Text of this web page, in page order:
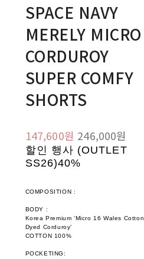
SPACE NAVY
MERELY MICRO
CORDUROY
SUPER COMFY
SHORTS
147,600원 246,000원
할인 행사 (OUTLET
SS26)40%
COMPOSITION :
BODY :
Korea Premium ‘Micro 16 Wales Cotton
Dyed Corduroy’
COTTON 100%
POCKETING: